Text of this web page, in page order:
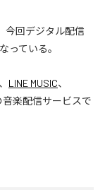
今回デジタル配信
っている。
、 LINE MUSIC、
音楽配信サービスで